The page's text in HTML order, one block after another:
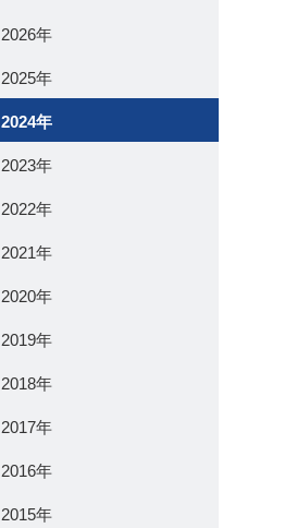
2026年
2025年
2024年
2023年
2022年
2021年
2020年
2019年
2018年
2017年
2016年
2015年